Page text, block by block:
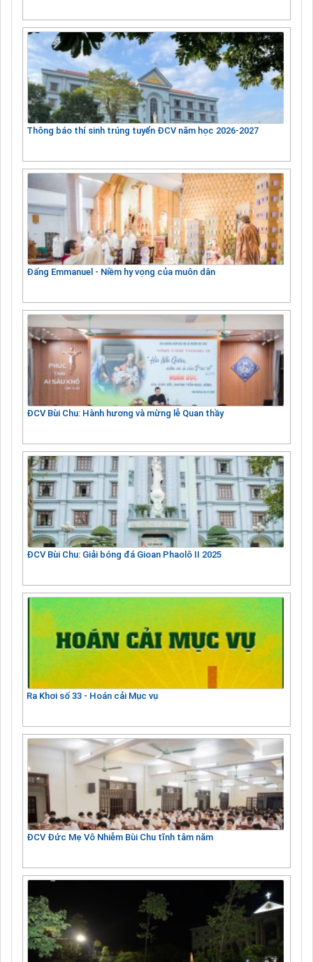
Thông báo thí sinh trúng tuyển ĐCV năm học 2026-2027
Đấng Emmanuel - Niềm hy vọng của muôn dân
ĐCV Bùi Chu: Hành hương và mừng lễ Quan thầy
ĐCV Bùi Chu: Giải bóng đá Gioan Phaolô II 2025
Ra Khơi số 33 - Hoán cải Mục vụ
ĐCV Đức Mẹ Vô Nhiễm Bùi Chu tĩnh tâm năm